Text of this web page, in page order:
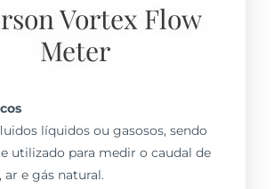
Vortex Flow
Meter
líquidos ou gasosos, sendo
utilizado para medir o caudal de
ar e gás natural.